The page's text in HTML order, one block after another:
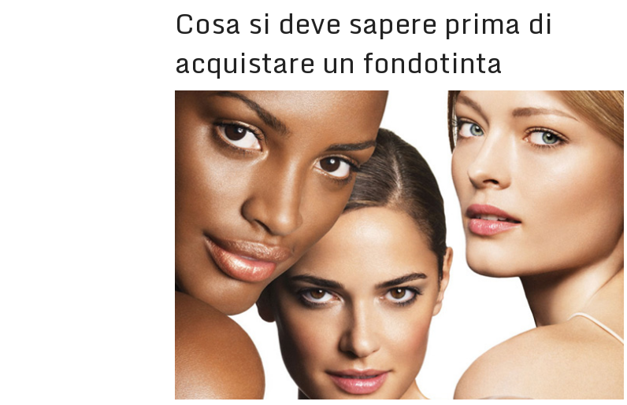
Cosa si deve sapere prima di
acquistare un fondotinta